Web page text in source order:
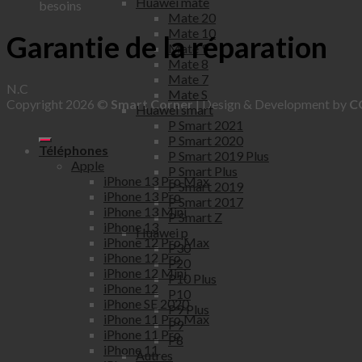
Mate 20
Mate 10
Mate 9
Mate 8
Mate 7
Mate S
Huawei smart
P Smart 2021
P Smart 2020
P Smart 2019 Plus
P Smart Plus
P Smart 2019
P Smart 2017
P Smart Z
Huawei p
P30
P20
P10 Plus
P10
P9 Plus
P9
P8
Autres
besoins
Garantie de la réparation
N.C
Copyright 2026 © Smart Corner| Design & Development by
Téléphones
Apple
iPhone 13 Pro Max
iPhone 13 Pro
iPhone 13 Mini
iPhone 13
iPhone 12 Pro Max
iPhone 12 Pro
iPhone 12 Mini
iPhone 12
iPhone SE 2020
iPhone 11 Pro Max
iPhone 11 Pro
iPhone 11